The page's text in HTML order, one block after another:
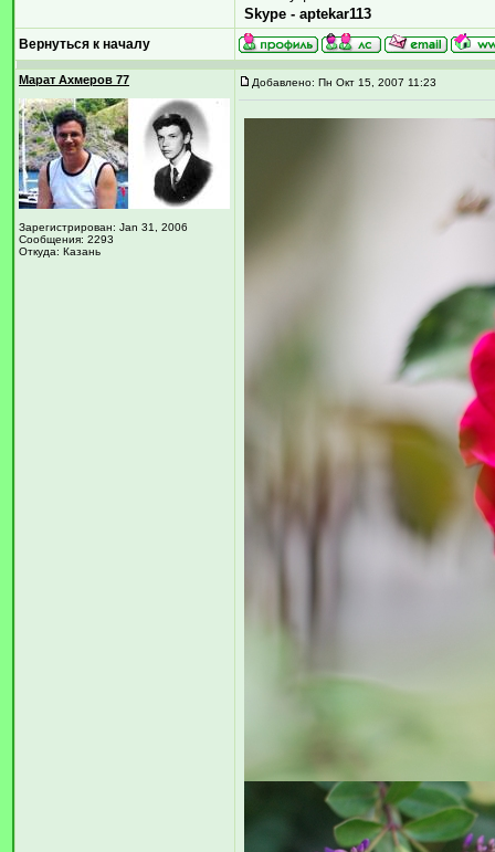
Skype - aptekar113
Вернуться к началу
Марат Ахмеров 77
Зарегистрирован: Jan 31, 2006
Сообщения: 2293
Откуда: Казань
Добавлено: Пн Окт 15, 2007 11:23